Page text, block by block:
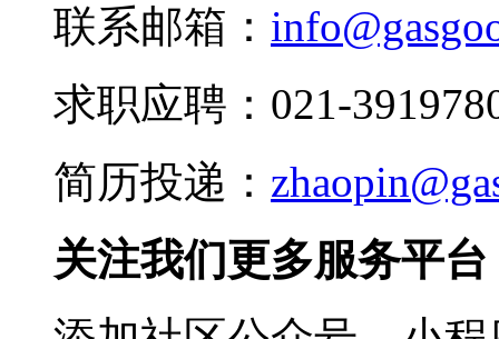
联系邮箱：
求职应聘：021-
简历投递：
关注我们更多服务平台